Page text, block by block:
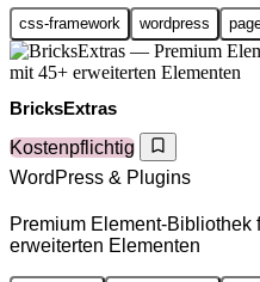
css-framework wordpress
BricksExtras
Kostenpflichtig
WordPress & Plugins
Premium Element-Bibliothek
erweiterten Elementen